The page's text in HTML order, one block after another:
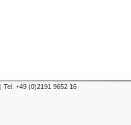
| Tel. +49 (0)2191 9652 16